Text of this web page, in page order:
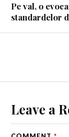
Pe val, o
standardelor
Leave a